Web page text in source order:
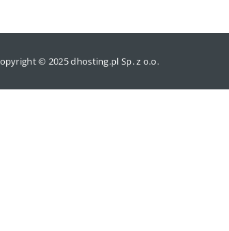
© 2025 dhosting.pl Sp. z o.o.